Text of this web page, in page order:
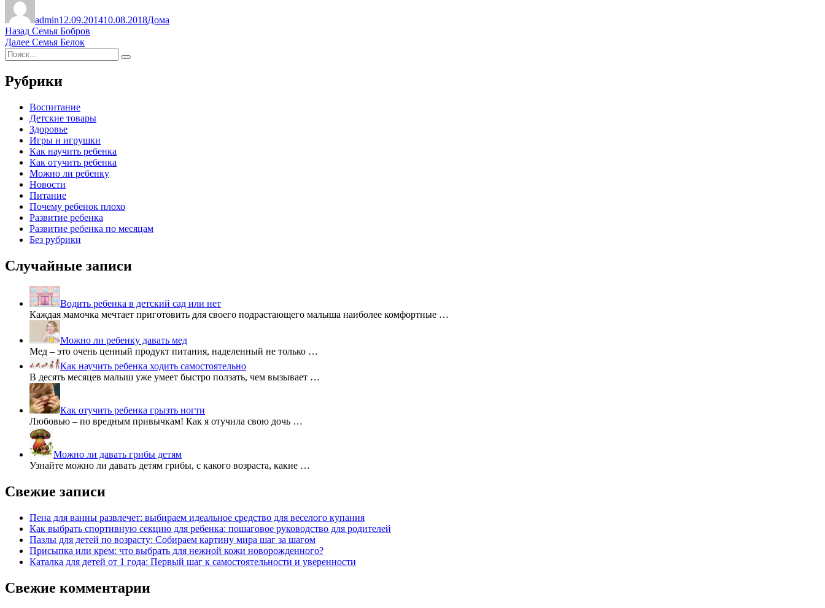
admin12.09.201410.08.2018Дома
Навигация
по
записям
Назад Предыдущая
запись:
Семья Бобров
Далее Следующая
Семья Белок
Искать:
Поиск
Рубрики
Воспитание
Детские товары
Здоровье
Игры и игрушки
Как научить ребенка
Как отучить ребенка
Можно ли ребенку
Новости
Питание
Почему ребенок плохо
Развитие ребенка
Развитие ребенка по месяцам
Без рубрики
Случайные записи
Водить ребенка в детский сад или нет
Каждая мамочка мечтает приготовить для своего подрастающего малыша наиболее комфортные …
Можно ли ребенку давать мед
Мед – это очень ценный продукт питания, наделенный не только …
Как научить ребенка ходить самостоятельно
В десять месяцев малыш уже умеет быстро ползать, чем вызывает …
Как отучить ребенка грызть ногти
Любовью – по вредным привычкам! Как я отучила свою дочь …
Можно ли давать грибы детям
Узнайте можно ли давать детям грибы, с какого возраста, какие …
Свежие записи
Пена для ванны развлечет: выбираем идеальное средство для веселого купания
Как выбрать спортивную секцию для ребенка: пошаговое руководство для родителей
Пазлы для детей по возрасту: Собираем картину мира шаг за шагом
Присыпка или крем: что выбрать для нежной кожи новорожденного?
Каталка для детей от 1 года: Первый шаг к самостоятельности и уверенности
Свежие комментарии